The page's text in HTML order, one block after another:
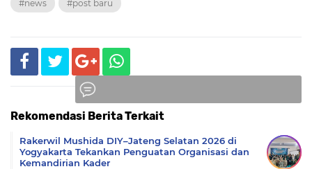
#news #post baru
Rekomendasi Berita Terkait
Rakerwil Mushida DIY–Jateng Selatan 2026 di
Yogyakarta Tekankan Penguatan Organisasi dan
Kemandirian Kader